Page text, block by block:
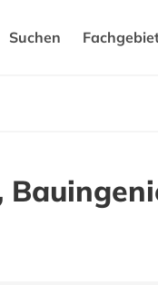
Suchen